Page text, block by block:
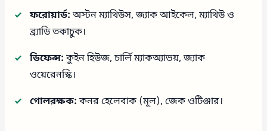
ফরোয়ার্ড:অস্টন ম্যাথিউস, জ্যাক আইকেল, ম্যাথিউ ও
ব্র্যাডি তকাচুক।
ডিফেন্স:কুইন হিউজ, চার্লি ম্যাকঅ্যাভয়, জ্যাক
ওয়েরেনস্কি।
গোলরক্ষক:কনর হেলেবাক (মূল), জেক ওটিঞ্জার।